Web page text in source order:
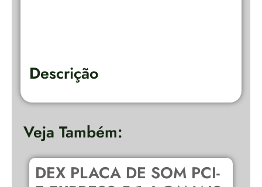
Descrição
Veja Também:
DEX PLACA DE SOM PCI-